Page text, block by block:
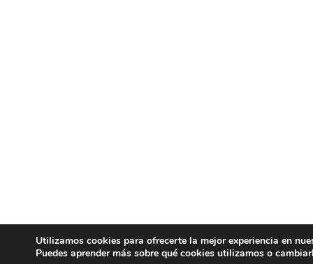
Utilizamos cookies para ofrecerte la mejor experiencia en
Puedes aprender más sobre qué cookies utilizamos o